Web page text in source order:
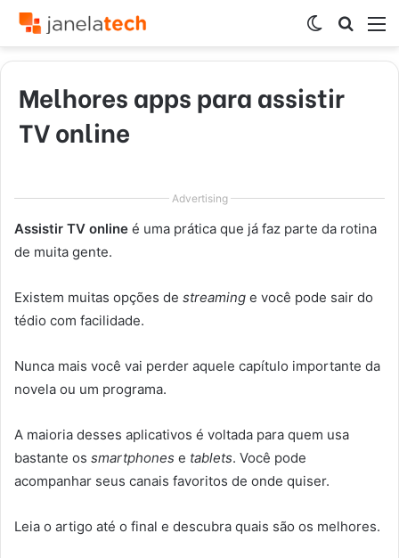
por
Switch
skin
Melhores apps para assistir
TV online
Advertising
Assistir TV online é uma prática que já faz parte da rotina
de muita gente.
Existem muitas opções de streaming e você pode sair do
tédio com facilidade.
Nunca mais você vai perder aquele capítulo importante da
novela ou um programa.
A maioria desses aplicativos é voltada para quem usa
bastante os smartphones e tablets. Você pode
acompanhar seus canais favoritos de onde quiser.
Leia o artigo até o final e descubra quais são os melhores.